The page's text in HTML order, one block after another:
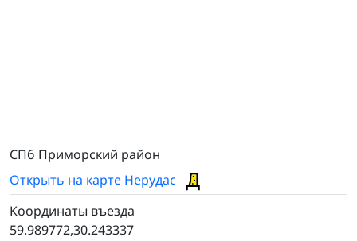
СПб Приморский район
Открыть на карте Нерудас
Координаты въезда
59.989772,30.243337